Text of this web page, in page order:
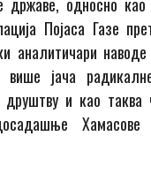
Појаса Газе
аналитичари
више јача
друштву и као таква
Хамасове